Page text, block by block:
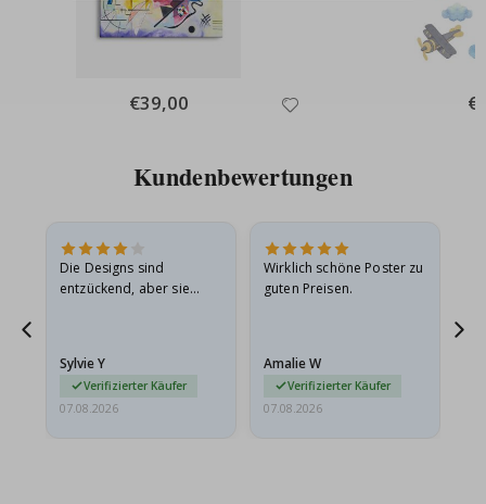
Special
Price
€39,00
Kundenbewertungen
Die Designs sind
entzückend, aber sie
sie…
Sylvie Y
Verifizierter Käufer
07.08.2026
Wirklich schöne Poster zu
guten Preisen.
Amalie W
Verifizierter Käufer
07.08.2026